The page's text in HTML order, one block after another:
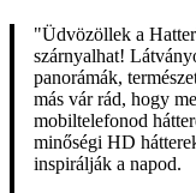
"Üdvözöllek a
szárnyalhat!
panorámák,
más vár rád, hogy
mobiltelefonod
minőségi HD
inspirálják a napod.